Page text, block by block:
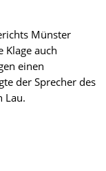
Münster
Klage auch
einen
der Sprecher des
Lau.